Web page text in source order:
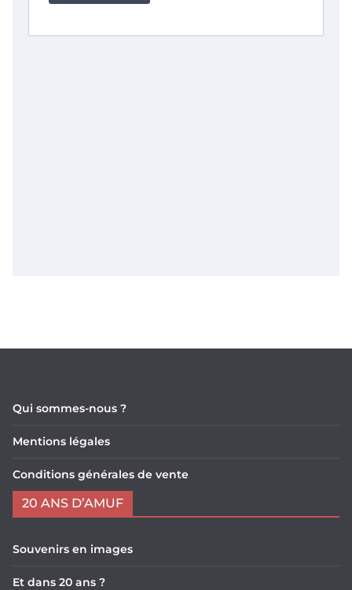
Qui sommes-nous ?
Mentions légales
Conditions générales de vente
20 ANS D’AMUF
Souvenirs en images
Et dans 20 ans ?